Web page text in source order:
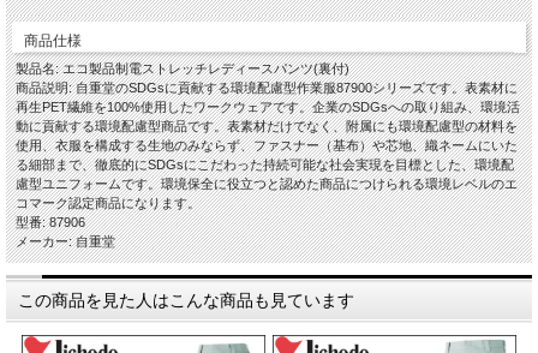
商品仕様
製品名: エコ製品制電ストレッチレディースパンツ(裏付)
商品説明: 自重堂のSDGsに貢献する環境配慮型作業服87900シリーズです。表素材に
再生PET繊維を100%使用したワークウェアです。企業のSDGsへの取り組み、環境活
動に貢献する環境配慮型商品です。表素材だけでなく、附属にも環境配慮型の材料を
使用、衣服を構成する生地のみならず、ファスナー（基布）や芯地、織ネームにいた
る細部まで、徹底的にSDGsにこだわった持続可能な社会実現を目標とした、環境配
慮型ユニフォームです。環境保全に役立つと認めた商品につけられる環境レベルのエ
コマーク認定商品になります。
型番: 87906
メーカー: 自重堂
この商品を見た人はこんな商品も見ています